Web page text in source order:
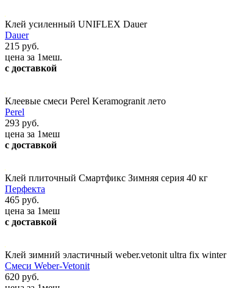
Клей усиленный UNIFLEX Dauer
Dauer
215 руб.
цена за 1меш.
с доставкой
Клеевые смеси Perel Keramogranit лето
Perel
293 руб.
цена за 1меш
с доставкой
Клей плиточный Смартфикс Зимняя серия 40 кг
Перфекта
465 руб.
цена за 1меш
с доставкой
Клей зимний эластичный weber.vetonit ultra fix winter
Смеси Weber-Vetonit
620 руб.